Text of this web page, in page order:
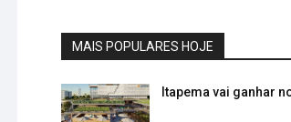
MAIS POPULARES HOJE
Itapema vai ganhar